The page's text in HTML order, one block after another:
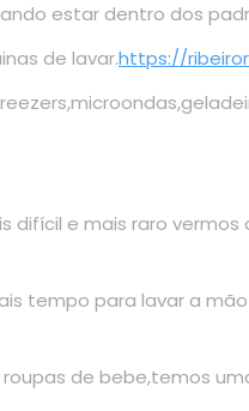
estar dentro dos
de lavar.https://
difícil e mais raro vermos
tempo para lavar a
de bebe,temos